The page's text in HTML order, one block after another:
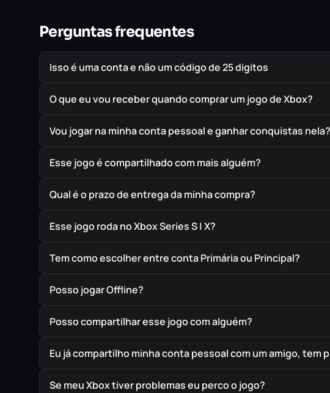
Perguntas frequentes
Isso é uma conta e não um código de 25 digitos
O que eu vou receber quando comprar um jogo de Xbox?
Vou jogar na minha conta pessoal e ganhar conquistas nela?
Esse jogo é compartilhado com mais alguém?
Qual é o prazo de entrega da minha compra?
Esse jogo roda no Xbox Series S | X?
Tem como escolher entre conta Primária ou Principal?
Posso jogar Offline?
Posso compartilhar esse jogo com alguém?
Eu já compartilho minha conta pessoal com um amigo, tem
Se meu Xbox tiver problemas eu perco o jogo?